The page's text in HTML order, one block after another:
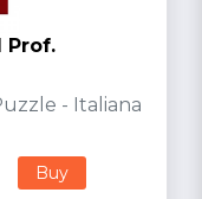
Prof.
- Italiana
Buy